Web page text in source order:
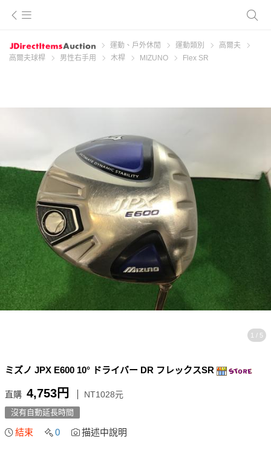
運動、戶外休閒 運動類別
高爾夫
高爾夫球桿
男性右手用 木桿 MIZUNO Flex SR
1 / 5
ミズノ JPX E600 10° ドライバー DR フレックスSR
直購 4,753円 NT1028元
沒有自動延長時間
結束 0 描述中說明